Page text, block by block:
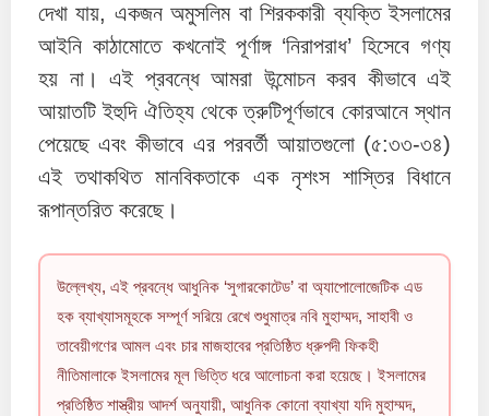
দেখা যায়, একজন অমুসলিম বা শিরককারী ব্যক্তি ইসলামের
আইনি কাঠামোতে কখনোই পূর্ণাঙ্গ ‘নিরাপরাধ’ হিসেবে গণ্য
হয় না। এই প্রবন্ধে আমরা উন্মোচন করব কীভাবে এই
আয়াতটি ইহুদি ঐতিহ্য থেকে ত্রুটিপূর্ণভাবে কোরআনে স্থান
পেয়েছে এবং কীভাবে এর পরবর্তী আয়াতগুলো (৫:৩৩-৩৪)
এই তথাকথিত মানবিকতাকে এক নৃশংস শাস্তির বিধানে
রূপান্তরিত করেছে।
উল্লেখ্য, এই প্রবন্ধে আধুনিক ‘সুগারকোটেড’ বা অ্যাপোলোজেটিক এড
হক ব্যাখ্যাসমূহকে সম্পূর্ণ সরিয়ে রেখে শুধুমাত্র নবি মুহাম্মদ, সাহাবী ও
তাবেয়ীগণের আমল এবং চার মাজহাবের প্রতিষ্ঠিত ধ্রুপদী ফিকহী
নীতিমালাকে ইসলামের মূল ভিত্তি ধরে আলোচনা করা হয়েছে। ইসলামের
প্রতিষ্ঠিত শাস্ত্রীয় আদর্শ অনুযায়ী, আধুনিক কোনো ব্যাখ্যা যদি মুহাম্মদ,